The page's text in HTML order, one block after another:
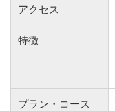
アクセス
特徴
プラン・コース